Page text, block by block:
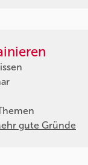
gute Gründe